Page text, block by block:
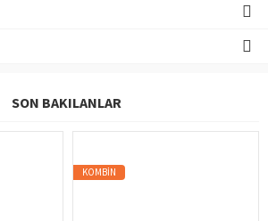
SON BAKILANLAR
KOMBIN